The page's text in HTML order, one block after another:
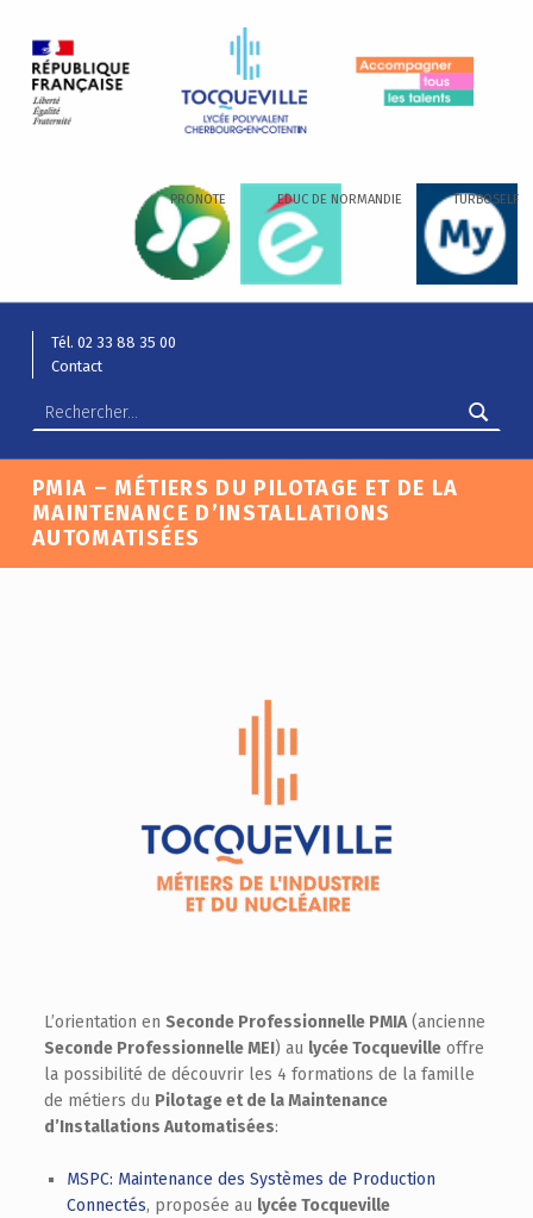
PRONOTE EDUC DE NORMANDIE TURBOSELF
Tél. 02 33 88 35 00
Contact
PMIA – MÉTIERS DU PILOTAGE ET DE LA
MAINTENANCE D’INSTALLATIONS
AUTOMATISÉES
L’orientation en Seconde Professionnelle PMIA(ancienne
Seconde Professionnelle MEI) au lycée Tocquevilleoffre
la possibilité de découvrir les 4 formations de la famille
de métiers du Pilotage et de la Maintenance
d’Installations Automatisées:
MSPC: Maintenance des Systèmes de Production
Connectés, proposée au lycée Tocqueville